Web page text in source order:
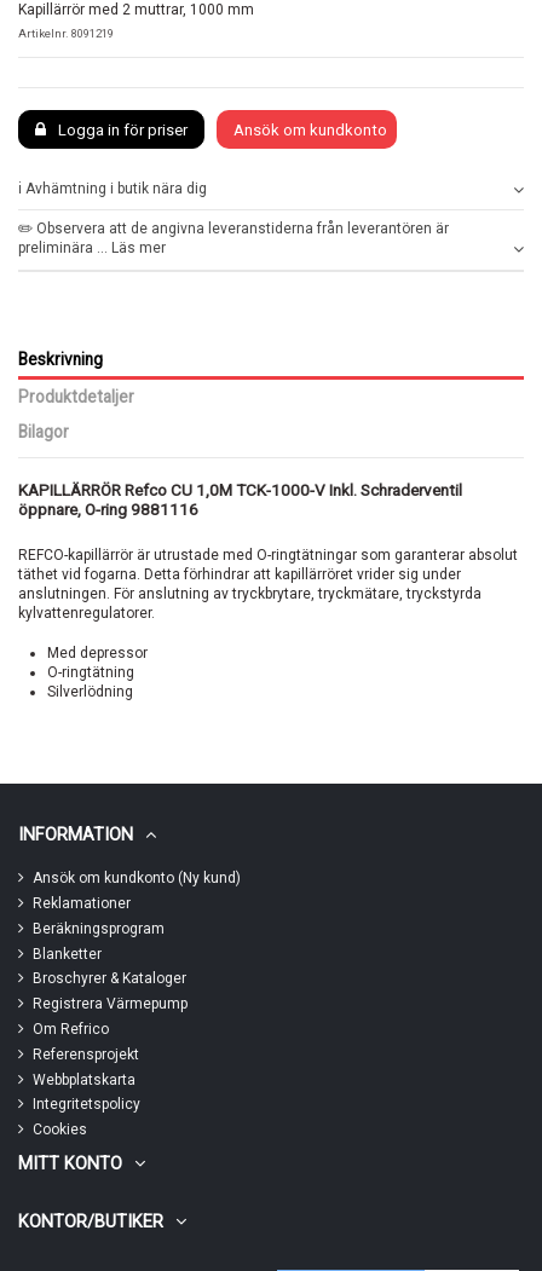
Kapillärrör med 2 muttrar, 1000 mm
Artikelnr. 8091219
Logga in för priser Ansök om kundkonto
ℹ️ Avhämtning i butik nära dig
✏️ Observera att de angivna leveranstiderna från leverantören är
preliminära ... Läs mer
Beskrivning
Produktdetaljer
Bilagor
KAPILLÄRRÖR Refco CU 1,0M TCK-1000-V Inkl. Schraderventil
öppnare, O-ring 9881116
REFCO-kapillärrör är utrustade med O-ringtätningar som garanterar absolut
täthet vid fogarna. Detta förhindrar att kapillärröret vrider sig under
anslutningen. För anslutning av tryckbrytare, tryckmätare, tryckstyrda
kylvattenregulatorer.
Med depressor
O-ringtätning
Silverlödning
INFORMATION
Ansök om kundkonto (Ny kund)
Reklamationer
Beräkningsprogram
Blanketter
Broschyrer & Kataloger
Registrera Värmepump
Om Refrico
Referensprojekt
Webbplatskarta
Integritetspolicy
Cookies
MITT KONTO
KONTOR/BUTIKER